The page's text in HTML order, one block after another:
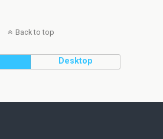
Back to top
Desktop